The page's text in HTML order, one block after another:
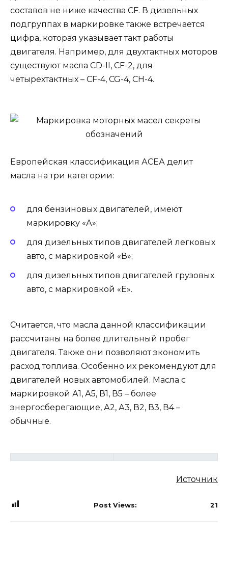
составов не ниже качества СF. В дизельных
подгруппах в маркировке также встречается
цифра, которая указывает такт работы
двигателя. Например, для двухтактных моторов
существуют масла CD-II, CF-2, для
четырехтактных – CF-4, CG-4, CH-4.
Европейская классификация АСЕА делит
масла на три категории:
для бензиновых двигателей, имеют
маркировку «А»;
для дизельных типов двигателей легковых
авто, с маркировкой «В»;
для дизельных типов двигателей грузовых
авто, с маркировкой «Е».
Считается, что масла данной классификации
рассчитаны на более длительный пробег
двигателя. Также они позволяют экономить
расход топлива. Особенно их рекомендуют для
двигателей новых автомобилей. Масла с
маркировкой А1, А5, В1, В5 – более
энергосберегающие, А2, А3, В2, В3, В4 –
обычные.
Источник
Post Views: 21